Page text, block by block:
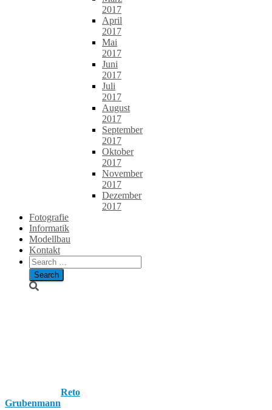
2017
April
2017
Mai
2017
Juni
2017
Juli
2017
August
2017
September
2017
Oktober
2017
November
2017
Dezember
2017
Fotografie
Informatik
Modellbau
Kontakt
Search
for:
Reto
Grubenmann